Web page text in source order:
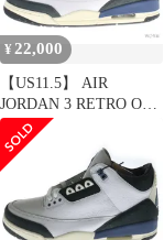
US7.5/25.5cm HV8571-
100
¥22,000
【US11.5】 AIR
JORDAN 3 RETRO OG
SP A Ma Maniere
HV8571-100 【新古品】